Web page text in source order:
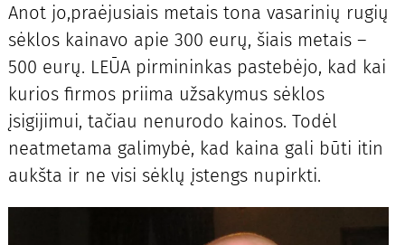
Anot jo,praėjusiais metais tona vasarinių rugių
sėklos kainavo apie 300 eurų, šiais metais –
500 eurų. LEŪA pirmininkas pastebėjo, kad kai
kurios firmos priima užsakymus sėklos
įsigijimui, tačiau nenurodo kainos. Todėl
neatmetama galimybė, kad kaina gali būti itin
aukšta ir ne visi sėklų įstengs nupirkti.